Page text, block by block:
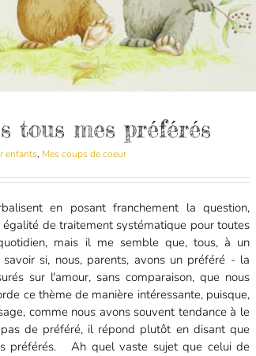
tous mes préférés
enfants, Mes coups de coeur
en posant franchement la question,
de traitement systématique pour toutes
mais il me semble que, tous, à un
si, nous, parents, avons un préféré - la
sur l'amour, sans comparaison, que nous
ce thème de manière intéressante, puisque,
comme nous avons souvent tendance à le
de préféré, il répond plutôt en disant que
préférés. Ah quel vaste sujet que celui de